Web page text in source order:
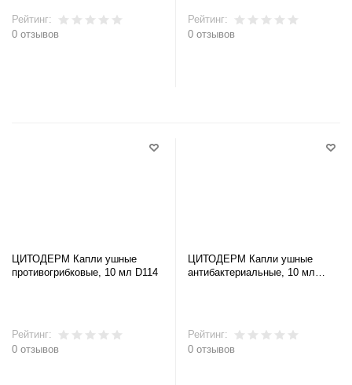
Рейтинг:
0 отзывов
Рейтинг:
0 отзывов
ЦИТОДЕРМ Капли ушные
противогрибковые, 10 мл D114
Рейтинг:
0 отзывов
ЦИТОДЕРМ Капли ушные
антибактериальные, 10 мл
Рейтинг:
0 отзывов